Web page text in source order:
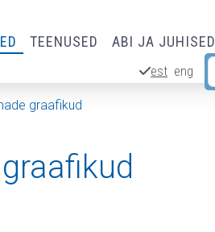
TEENUSED ABI JA JUHISED
est eng
graafikud